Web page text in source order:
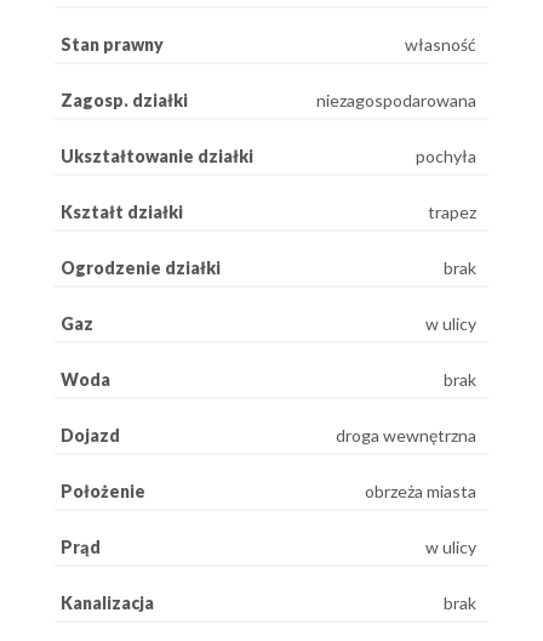
Stan prawny własność
Zagosp. działki niezagospodarowana
Ukształtowanie działki pochyła
Kształt działki trapez
Ogrodzenie działki brak
Gaz w ulicy
Woda brak
Dojazd droga wewnętrzna
Położenie obrzeża miasta
Prąd w ulicy
Kanalizacja brak